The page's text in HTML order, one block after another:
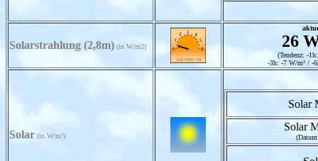
Solarstrahlung (2,8m) (in W/m2) 26
(Tendenz: -
-3h: -7 W/m² / -
Solar (in W/m²)
Solar
Solar